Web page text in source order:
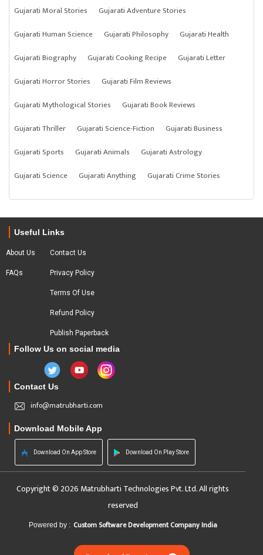
Gujarati Moral Stories
Gujarati Adventure Stories
Gujarati Human Science
Gujarati Philosophy
Gujarati Health
Gujarati Biography
Gujarati Cooking Recipe
Gujarati Letter
Gujarati Horror Stories
Gujarati Film Reviews
Gujarati Mythological Stories
Gujarati Book Reviews
Gujarati Thriller
Gujarati Science-Fiction
Gujarati Business
Gujarati Sports
Gujarati Animals
Gujarati Astrology
Gujarati Science
Gujarati Anything Gujarati Crime Stories
Useful Links
About Us
FAQs
Contact Us
Privacy Policy
Terms Of Use
Refund Policy
Publish Paperback
Follow Us on social media
Contact Us
info@matrubharti.com
Download Mobile App
Download On App Store Download On Play Store
Copyright © 2026 Matrubharti Technologies Pvt. Ltd. All rights
reserved
Powered by : Custom Software Development Company India